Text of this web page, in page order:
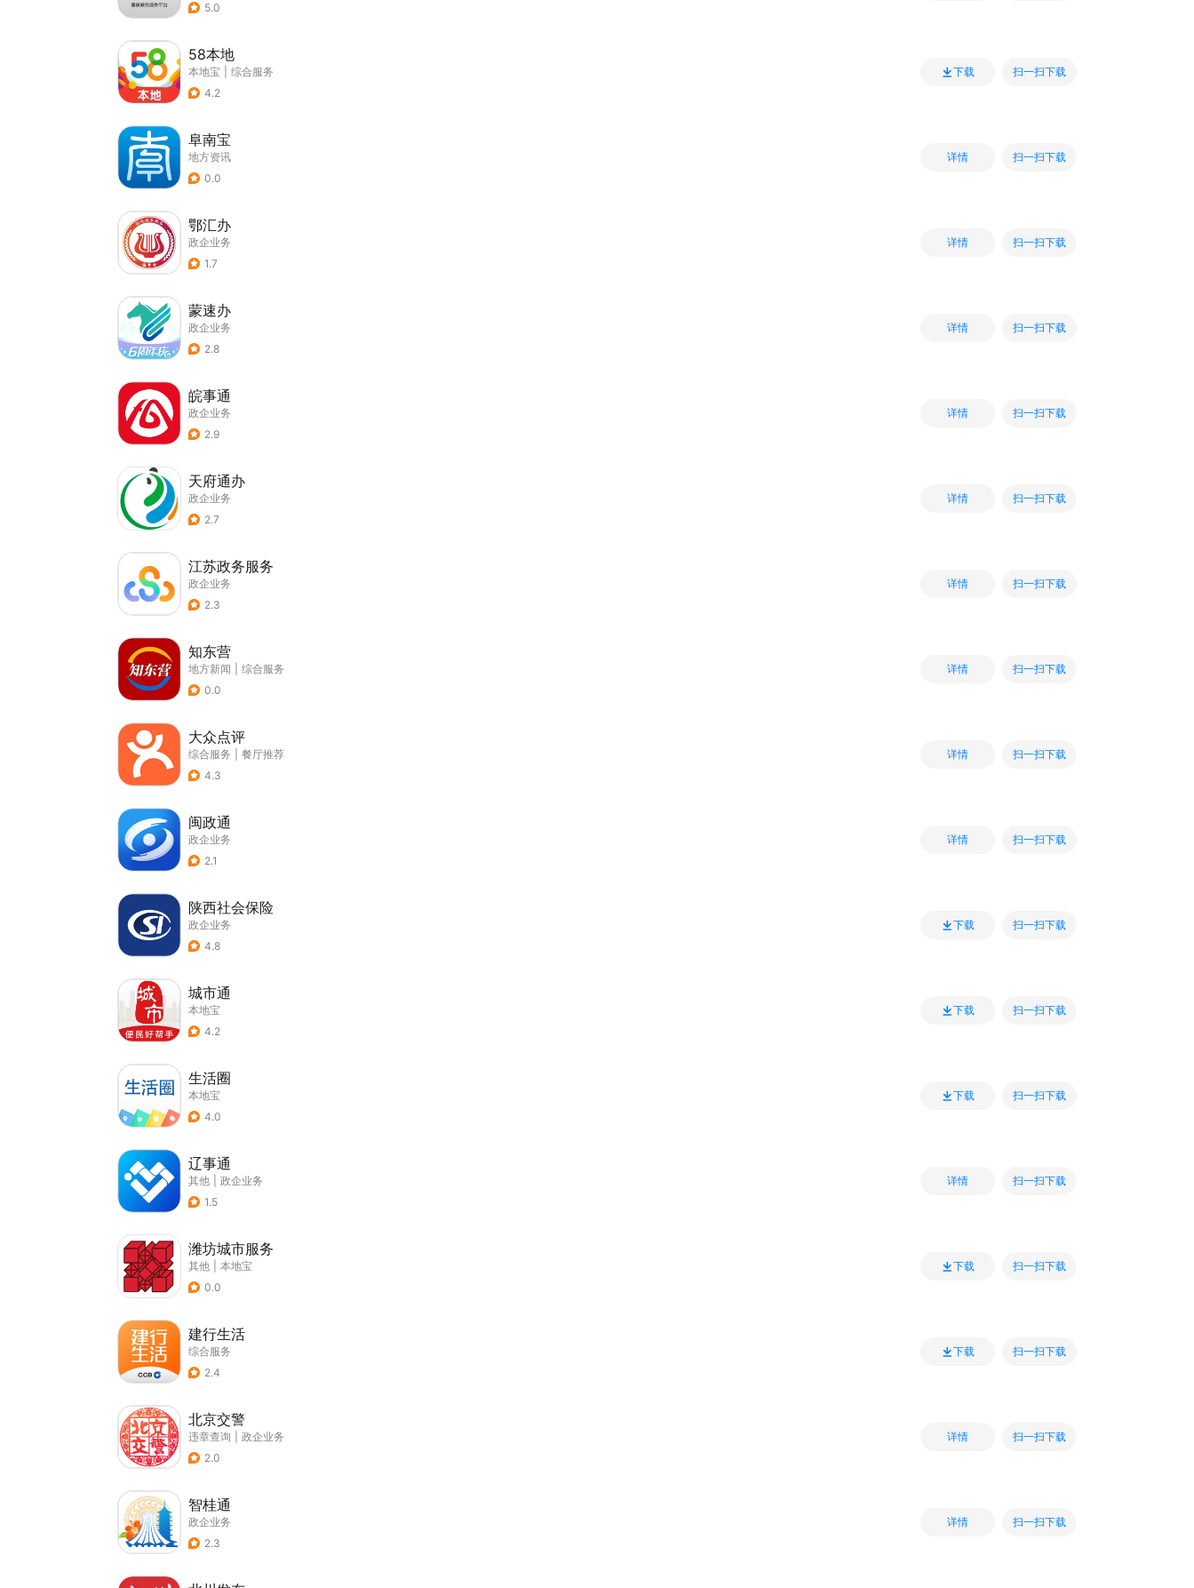
5.0
58本地
本地宝
综合服务
4.2
下载 扫一扫下载
阜南宝
地方资讯
0.0
详情 扫一扫下载
鄂汇办
政企业务
1.7
详情 扫一扫下载
蒙速办
政企业务
2.8
详情 扫一扫下载
皖事通
政企业务
2.9
详情 扫一扫下载
天府通办
政企业务
2.7
详情 扫一扫下载
江苏政务服务
政企业务
2.3
详情 扫一扫下载
知东营
地方新闻
综合服务
0.0
详情 扫一扫下载
大众点评
综合服务
餐厅推荐
4.3
详情 扫一扫下载
闽政通
政企业务
2.1
详情 扫一扫下载
陕西社会保险
政企业务
4.8
下载 扫一扫下载
城市通
本地宝
4.2
下载 扫一扫下载
生活圈
本地宝
4.0
下载 扫一扫下载
辽事通
其他
政企业务
1.5
详情 扫一扫下载
潍坊城市服务
其他
本地宝
0.0
下载 扫一扫下载
建行生活
综合服务
2.4
下载 扫一扫下载
北京交警
违章查询
政企业务
2.0
详情 扫一扫下载
智桂通
政企业务
2.3
详情 扫一扫下载